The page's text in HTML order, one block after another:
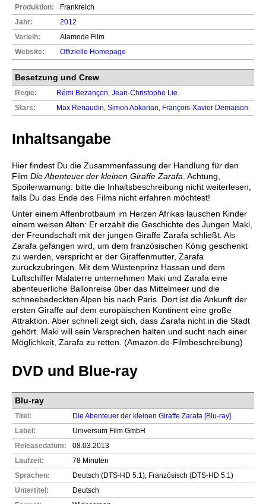
Produktion:
Frankreich
Jahr:
2012
Verleih:
Alamode Film
Website:
Offizielle Homepage
Besetzung und Crew
Regie: Rémi Bezançon, Jean-Christophe Lie
Stars:
Max Renaudin, Simon Abkarian, François-Xavier Demaison
Inhaltsangabe
Hier findest Du die Zusammenfassung der Handlung für den
Film Die Abenteuer der kleinen Giraffe Zarafa . Achtung,
Spoilerwarnung: bitte die Inhaltsbeschreibung nicht weiterlesen,
falls Du das Ende des Films nicht erfahren möchtest!
Unter einem Affenbrotbaum im Herzen Afrikas lauschen Kinder
einem weisen Alten: Er erzählt die Geschichte des Jungen Maki,
der Freundschaft mit der jungen Giraffe Zarafa schließt. Als
Zarafa gefangen wird, um dem französischen König geschenkt
zu werden, verspricht er der Giraffenmutter, Zarafa
zurückzubringen. Mit dem Wüstenprinz Hassan und dem
Luftschiffer Malaterre unternehmen Maki und Zarafa eine
abenteuerliche Ballonreise über das Mittelmeer und die
schneebedeckten Alpen bis nach Paris. Dort ist die Ankunft der
ersten Giraffe auf dem europäischen Kontinent eine große
Attraktion. Aber schnell zeigt sich, dass Zarafa nicht in die Stadt
gehört. Maki will sein Versprechen halten und sucht nach einer
Möglichkeit, Zarafa zu retten. (Amazon.de-Filmbeschreibung)
DVD und Blue-ray
Blu-ray
Titel:
Die Abenteuer der kleinen Giraffe Zarafa [Blu-ray]
Label:
Universum Film GmbH
Releasedatum:
08.03.2013
Laufzeit:
78 Minuten
Sprachen:
Deutsch (DTS-HD 5.1), Französisch (DTS-HD 5.1)
Untertitel:
Deutsch